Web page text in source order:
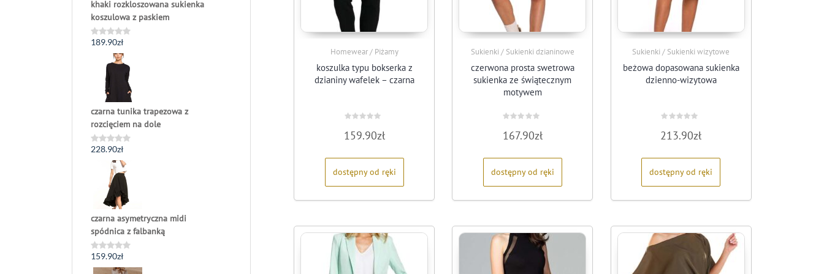
Homewear / Piżamy
koszulka typu bokserka z
dzianiny wafelek – czarna
0
na
159.90zł
dostępny od ręki
Sukienki / Sukienki dzianinowe
czerwona prosta swetrowa
sukienka ze świątecznym
motywem
0
na
167.90zł
dostępny od ręki
Sukienki / Sukienki wizytowe
beżowa dopasowana sukienka
dzienno-wizytowa
0
na
213.90zł
dostępny od ręki
khaki rozkloszowana sukienka
koszulowa z paskiem
Oceniono
189.90zł
czarna tunika trapezowa z
rozcięciem na dole
Oceniono
228.90zł
czarna asymetryczna midi
spódnica z falbanką
Oceniono
0
159.90zł